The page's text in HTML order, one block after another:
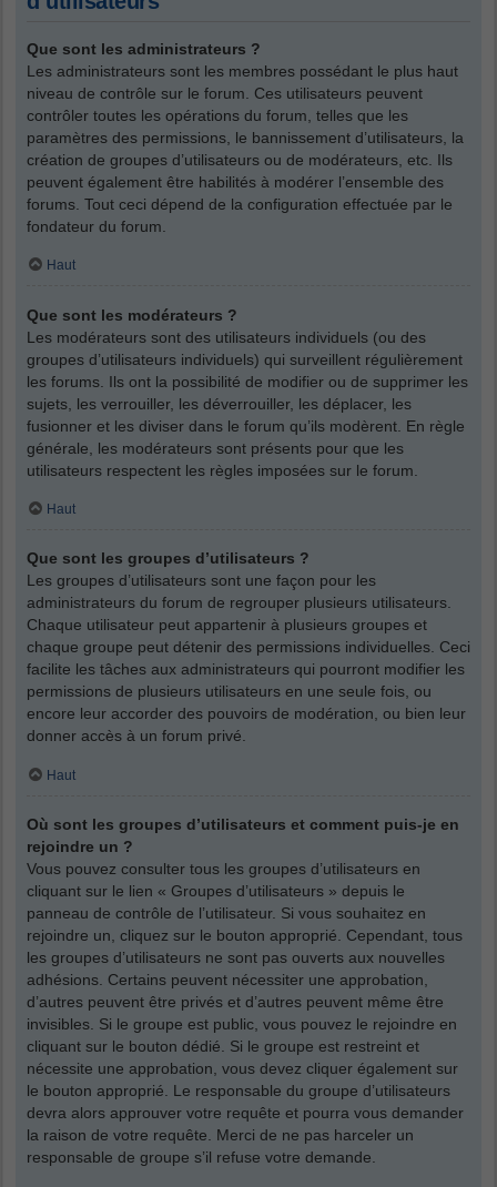
Que sont les administrateurs ?
Les administrateurs sont les membres possédant le plus haut
niveau de contrôle sur le forum. Ces utilisateurs peuvent
contrôler toutes les opérations du forum, telles que les
paramètres des permissions, le bannissement d’utilisateurs, la
création de groupes d’utilisateurs ou de modérateurs, etc. Ils
peuvent également être habilités à modérer l’ensemble des
forums. Tout ceci dépend de la configuration effectuée par le
fondateur du forum.
Haut
Que sont les modérateurs ?
Les modérateurs sont des utilisateurs individuels (ou des
groupes d’utilisateurs individuels) qui surveillent régulièrement
les forums. Ils ont la possibilité de modifier ou de supprimer les
sujets, les verrouiller, les déverrouiller, les déplacer, les
fusionner et les diviser dans le forum qu’ils modèrent. En règle
générale, les modérateurs sont présents pour que les
utilisateurs respectent les règles imposées sur le forum.
Haut
Que sont les groupes d’utilisateurs ?
Les groupes d’utilisateurs sont une façon pour les
administrateurs du forum de regrouper plusieurs utilisateurs.
Chaque utilisateur peut appartenir à plusieurs groupes et
chaque groupe peut détenir des permissions individuelles. Ceci
facilite les tâches aux administrateurs qui pourront modifier les
permissions de plusieurs utilisateurs en une seule fois, ou
encore leur accorder des pouvoirs de modération, ou bien leur
donner accès à un forum privé.
Haut
Où sont les groupes d’utilisateurs et comment puis-je en
rejoindre un ?
Vous pouvez consulter tous les groupes d’utilisateurs en
cliquant sur le lien « Groupes d’utilisateurs » depuis le
panneau de contrôle de l’utilisateur. Si vous souhaitez en
rejoindre un, cliquez sur le bouton approprié. Cependant, tous
les groupes d’utilisateurs ne sont pas ouverts aux nouvelles
adhésions. Certains peuvent nécessiter une approbation,
d’autres peuvent être privés et d’autres peuvent même être
invisibles. Si le groupe est public, vous pouvez le rejoindre en
cliquant sur le bouton dédié. Si le groupe est restreint et
nécessite une approbation, vous devez cliquer également sur
le bouton approprié. Le responsable du groupe d’utilisateurs
devra alors approuver votre requête et pourra vous demander
la raison de votre requête. Merci de ne pas harceler un
responsable de groupe s’il refuse votre demande.